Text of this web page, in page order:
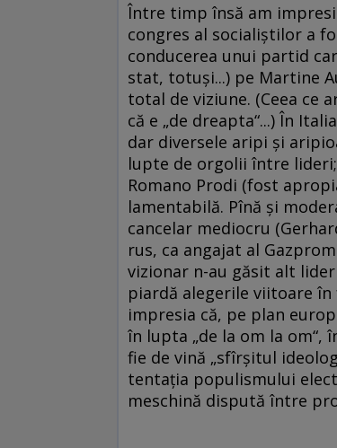
Între timp însă am
congres al socialiştilor a
conducerea unui partid
stat, totuşi...) pe Martine
total de viziune. (Ceea ce
că e „de dreapta“...) În
dar diversele aripi şi
lupte de orgolii între
Romano Prodi (fost
lamentabilă. Pînă şi
cancelar mediocru
rus, ca angajat al
vizionar n-au găsit alt
piardă alegerile viitoare
impresia că, pe plan
în lupta „de la om la om“,
fie de vină „sfîrşitul
tentaţia populismului
meschină dispută între